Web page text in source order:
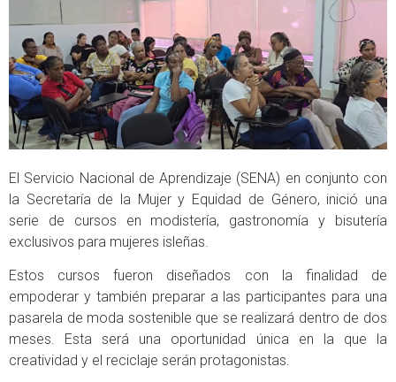
El Servicio Nacional de Aprendizaje (SENA) en conjunto con
la Secretaría de la Mujer y Equidad de Género, inició una
serie de cursos en modistería, gastronomía y bisutería
exclusivos para mujeres isleñas.
Estos cursos fueron diseñados con la finalidad de
empoderar y también preparar a las participantes para una
pasarela de moda sostenible que se realizará dentro de dos
meses. Esta será una oportunidad única en la que la
creatividad y el reciclaje serán protagonistas.